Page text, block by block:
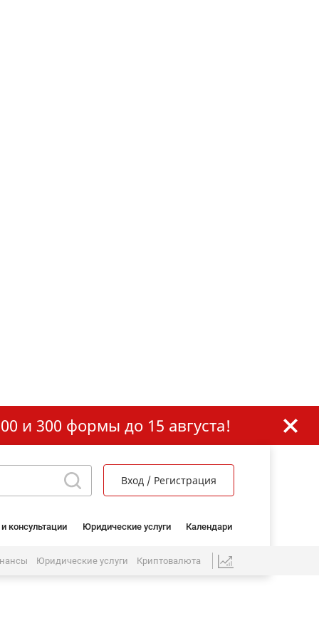
и 300 формы до 15 августа!
Вход / Регистрация
консультации Юридические услуги Календари
Юридические услуги Криптовалюта